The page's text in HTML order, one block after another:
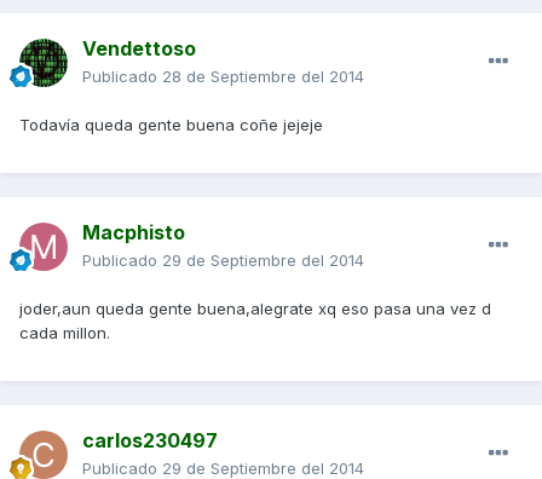
Vendettoso
Publicado 28 de Septiembre del 2014
Todavía queda gente buena coñe jejeje
Macphisto
Publicado 29 de Septiembre del 2014
joder,aun queda gente buena,alegrate xq eso pasa una vez d
cada millon.
carlos230497
Publicado 29 de Septiembre del 2014